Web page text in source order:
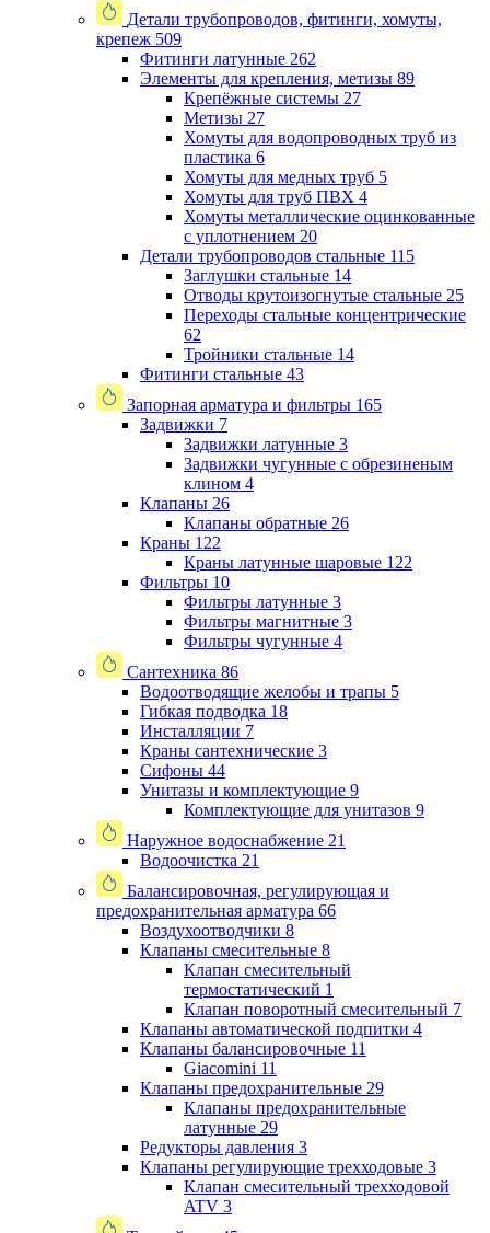
Детали трубопроводов, фитинги, хомуты,
крепеж 509
Фитинги латунные 262
Элементы для крепления, метизы 89
Крепёжные системы 27
Метизы 27
Хомуты для водопроводных труб из
пластика 6
Хомуты для медных труб 5
Хомуты для труб ПВХ 4
Хомуты металлические оцинкованные
с уплотнением 20
Детали трубопроводов стальные 115
Заглушки стальные 14
Отводы крутоизогнутые стальные 25
Переходы стальные концентрические
62
Тройники стальные 14
Фитинги стальные 43
Запорная арматура и фильтры 165
Задвижки 7
Задвижки латунные 3
Задвижки чугунные с обрезиненым
клином 4
Клапаны 26
Клапаны обратные 26
Краны 122
Краны латунные шаровые 122
Фильтры 10
Фильтры латунные 3
Фильтры магнитные 3
Фильтры чугунные 4
Сантехника 86
Водоотводящие желобы и трапы 5
Гибкая подводка 18
Инсталляции 7
Краны сантехнические 3
Сифоны 44
Унитазы и комплектующие 9
Комплектующие для унитазов 9
Наружное водоснабжение 21
Водоочистка 21
Балансировочная, регулирующая и
предохранительная арматура 66
Воздухоотводчики 8
Клапаны cмесительные 8
Клапан cмесительный
термостатический 1
Клапан поворотный cмесительный 7
Клапаны автоматической подпитки 4
Клапаны балансировочные 11
Giacomini 11
Клапаны предохранительные 29
Клапаны предохранительные
латунные 29
Редукторы давления 3
Клапаны регулирующие трехходовые 3
Клапан смесительный трехходовой
ATV 3